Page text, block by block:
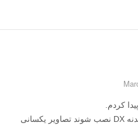
کردم.
دو لنز FX و DX با مشخصات یکسان اگر روی بدنه DX نصب شوند تصاویر یکسانی